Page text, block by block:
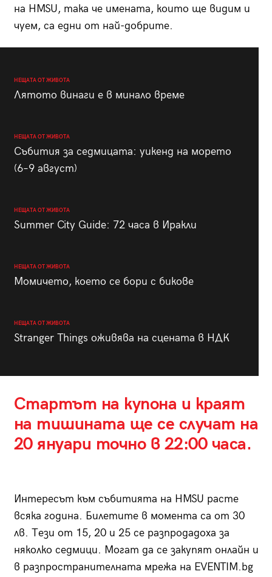
на HMSU, така че имената, които ще видим и
чуем, са едни от най-добрите.
НЕЩАТА ОТ ЖИВОТА
Лятото винаги е в минало време
НЕЩАТА ОТ ЖИВОТА
Събития за седмицата: уикенд на морето
(6–9 август)
НЕЩАТА ОТ ЖИВОТА
Summer City Guide: 72 часа в Иракли
НЕЩАТА ОТ ЖИВОТА
Момичето, което се бори с бикове
НЕЩАТА ОТ ЖИВОТА
Stranger Things оживява на сцената в НДК
Стартът на купона и краят
на тишината ще се случат на
20 януари точно в 22:00 часа.
Интересът към събитията на HMSU расте
всяка година. Билетите в момента са от 30
лв. Тези от 15, 20 и 25 се разпродадоха за
няколко седмици. Могат да се закупят онлайн и
в разпространителната мрежа на EVENTIM.bg